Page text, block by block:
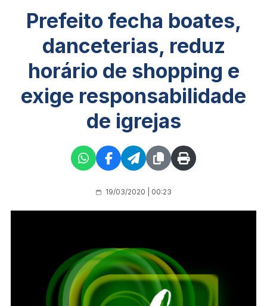
Prefeito fecha boates,
danceterias, reduz
horário de shopping e
exige responsabilidade
de igrejas
19/03/2020 | 00:23